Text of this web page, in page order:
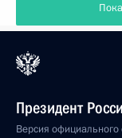
Президент
Версия официального